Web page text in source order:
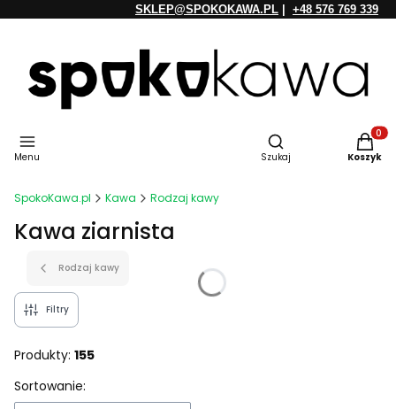
SKLEP@SPOKOKAWA.PL +48 576 769 339
Menu
Otwórz wyszukiwarkę
Szukaj Koszyk
SpokoKawa.pl Kawa Rodzaj kawy
Kawa ziarnista
Rodzaj kawy
Filtry
Produkty: 155
Lista produktów
Sortowanie: